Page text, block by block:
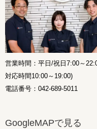
営業時間：平日/祝日7:00～
対応時間10:00～19:00)
電話番号：042-689-5011
GoogleMAPで見る